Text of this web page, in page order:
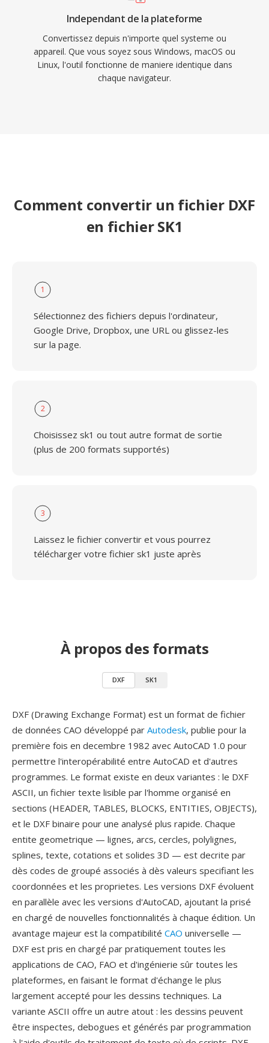
Independant de la plateforme
Convertissez depuis n'importe quel systeme ou
appareil. Que vous soyez sous Windows, macOS ou
Linux, l'outil fonctionne de maniere identique dans
chaque navigateur.
Comment convertir un fichier DXF
en fichier SK1
1
Sélectionnez des fichiers depuis l'ordinateur,
Google Drive, Dropbox, une URL ou glissez-les
sur la page.
2
Choisissez sk1 ou tout autre format de sortie
(plus de 200 formats supportés)
3
Laissez le fichier convertir et vous pourrez
télécharger votre fichier sk1 juste après
À propos des formats
DXF SK1
DXF (Drawing Exchange Format) est un format de fichier
de données CAO développé par Autodesk, publie pour la
première fois en decembre 1982 avec AutoCAD 1.0 pour
permettre l'interopérabilité entre AutoCAD et d'autres
programmes. Le format existe en deux variantes : le DXF
ASCII, un fichier texte lisible par l'homme organisé en
sections (HEADER, TABLES, BLOCKS, ENTITIES, OBJECTS),
et le DXF binaire pour une analysé plus rapide. Chaque
entite geometrique — lignes, arcs, cercles, polylignes,
splines, texte, cotations et solides 3D — est decrite par
dès codes de groupé associés à dès valeurs specifiant les
coordonnées et les proprietes. Les versions DXF évoluent
en parallèle avec les versions d'AutoCAD, ajoutant la prisé
en chargé de nouvelles fonctionnalités à chaque édition. Un
avantage majeur est la compatibilité CAO universelle —
DXF est pris en chargé par pratiquement toutes les
applications de CAO, FAO et d'ingénierie sûr toutes les
plateformes, en faisant le format d'échange le plus
largement accepté pour les dessins techniques. La
variante ASCII offre un autre atout : les dessins peuvent
être inspectes, debogues et générés par programmation